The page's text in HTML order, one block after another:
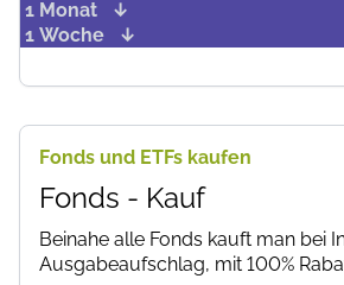
1 Monat
1 Woche
Fonds und ETFs kaufen
Fonds - Kauf
Beinahe alle Fonds kauft man bei
Ausgabeaufschlag, mit 100%